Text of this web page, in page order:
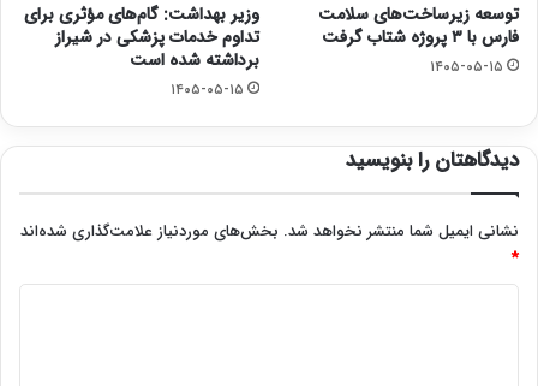
توسعه زیرساخت‌های سلامت
فارس با ۳ پروژه شتاب گرفت
۱۴۰۵-۰۵-۱۵
وزیر بهداشت: گام‌های مؤثری برای
تداوم خدمات پزشکی در شیراز
برداشته شده است
۱۴۰۵-۰۵-۱۵
دیدگاهتان را بنویسید
نشانی ایمیل شما منتشر نخواهد شد. بخش‌های موردنیاز علامت‌گذاری شده‌اند
*